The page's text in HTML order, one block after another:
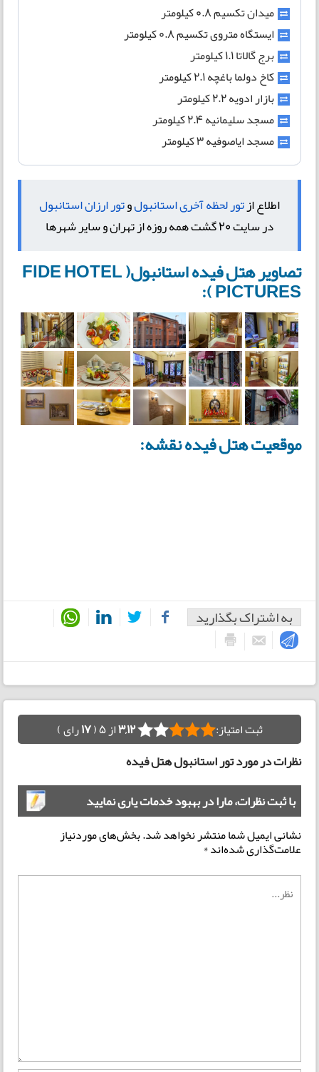
میدان تکسیم 0.8 کیلومتر
ایستگاه متروی تکسیم 0.8 کیلومتر
برج گالاتا 1.1 کیلومتر
کاخ دولما باغچه 2.1 کیلومتر
بازار ادویه 2.2 کیلومتر
مسجد سلیمانیه 2.4 کیلومتر
مسجد ایاصوفیه 3 کیلومتر
اطلاع ازتور لحظه آخری استانبولوتور ارزان استانبول
در سایت 20 گشت همه روزه از تهران و سایر شهرها
تصاویر هتل فیده استانبول( FIDE HOTEL
PICTURES ):
موقعیت هتل فیده نقشه:
به اشتراک بگذارید
ثبت امتیاز: 3,12از 5 ( 17رای )
نظرات در مورد تور استانبول هتل فیده
با ثبت نظرات، مارا در بهبود خدمات یاری نمایید
نشانی ایمیل شما منتشر نخواهد شد.بخش‌های موردنیاز
علامت‌گذاری شده‌اند*